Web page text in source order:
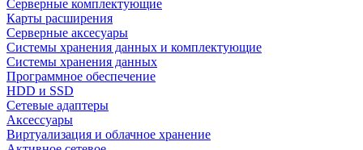
Серверные комплектующие
Карты расширения
Серверные аксесуары
Системы хранения данных и комплектующие
Системы хранения данных
Программное обеспечение
HDD и SSD
Сетевые адаптеры
Аксессуары
Виртуализация и облачное хранение